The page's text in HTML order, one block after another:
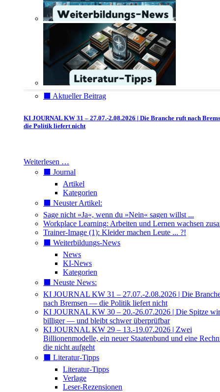
⬛️ Aktueller Beitrag
KI JOURNAL KW 31 – 27.07.-2.08.2026 | Die Branche ruft nach
die Politik liefert nicht
Weiterlesen …
⬛️ Journal
Artikel
Kategorien
⬛️ Neuster Artikel:
Sage nicht »Ja«, wenn du »Nein« sagen willst ...
Workplace Learning: Arbeiten und Lernen wachsen
Trainer-Image (1): Kleider machen Leute ... ?!
⬛️ Weiterbildungs-News
News
KI-News
Kategorien
⬛️ Neuste News:
KI JOURNAL KW 31 – 27.07.-2.08.2026 | Die
nach Bremsen — die Politik liefert nicht
KI JOURNAL KW 30 – 20.-26.07.2026 | Die Spitze
billiger — und bleibt schwer überprüfbar
KI JOURNAL KW 29 – 13.-19.07.2026 | Zwei
Billionenmodelle, ein neuer Staatenbund und eine
die nicht aufgeht
⬛️ Literatur-Tipps
Literatur-Tipps
Verlage
Leser-Rezensionen